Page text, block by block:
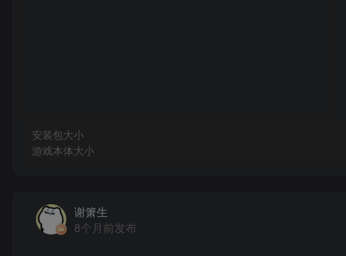
安装包大小
游戏本体大小
谢箫生
8个月前发布